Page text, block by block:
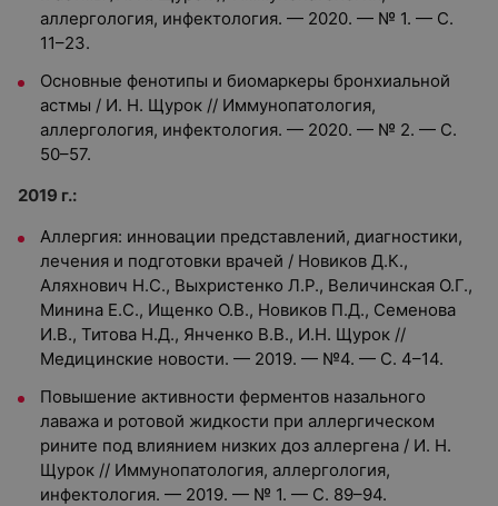
аллергология, инфектология. — 2020. — № 1. — С.
11–23.
Основные фенотипы и биомаркеры бронхиальной
астмы / И. Н. Щурок // Иммунопатология,
аллергология, инфектология. — 2020. — № 2. — С.
50–57.
2019 г.:
Аллергия: инновации представлений, диагностики,
лечения и подготовки врачей / Новиков Д.К.,
Аляхнович Н.С., Выхристенко Л.Р., Величинская О.Г.,
Минина Е.С., Ищенко О.В., Новиков П.Д., Семенова
И.В., Титова Н.Д., Янченко В.В., И.Н. Щурок //
Медицинские новости. — 2019. — №4. — С. 4–14.
Повышение активности ферментов назального
лаважа и ротовой жидкости при аллергическом
рините под влиянием низких доз аллергена / И. Н.
Щурок // Иммунопатология, аллергология,
инфектология. — 2019. — № 1. — С. 89–94.